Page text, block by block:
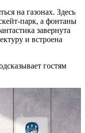
на газонах. Здесь
парк, а фонтаны
завернута
и встроена
гостям